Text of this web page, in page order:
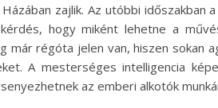
zajlik. Az utóbbi időszakban
hogy miként lehetne a
régóta jelen van, hiszen sokan
A mesterséges intelligencia
az emberi alkotók